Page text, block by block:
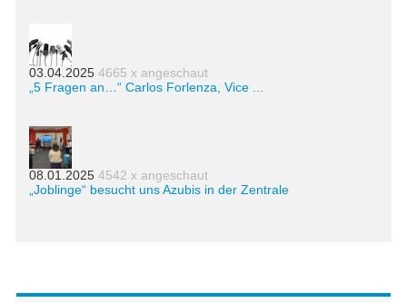
03.04.2025 4665 x angeschaut
„5 Fragen an…“ Carlos Forlenza, Vice ...
08.01.2025 4542 x angeschaut
„Joblinge“ besucht uns Azubis in der Zentrale